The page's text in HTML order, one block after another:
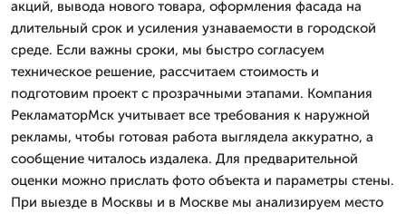
акций, вывода нового товара, оформления фасада на
длительный срок и усиления узнаваемости в городской
среде. Если важны сроки, мы быстро согласуем
техническое решение, рассчитаем стоимость и
подготовим проект с прозрачными этапами. Компания
РекламаторМск учитывает все требования к наружной
рекламы, чтобы готовая работа выглядела аккуратно, а
сообщение читалось издалека. Для предварительной
оценки можно прислать фото объекта и параметры стены.
При выезде в Москвы и в Москве мы анализируем место